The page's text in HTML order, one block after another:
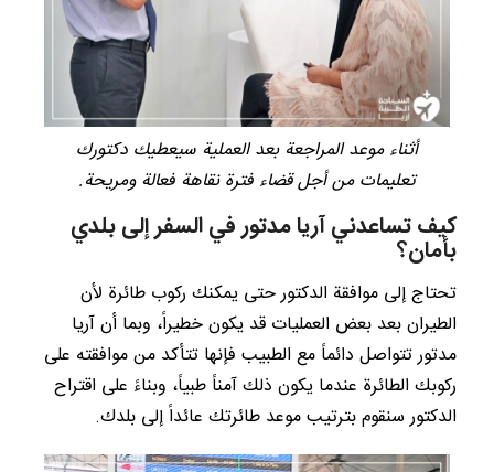
أثناء موعد المراجعة بعد العملية سيعطيك دكتورك
تعليمات من أجل قضاء فترة نقاهة فعالة ومريحة.
كيف تساعدني آريا مدتور في السفر إلى بلدي
بأمان؟
تحتاج إلى موافقة الدكتور حتى يمكنك ركوب طائرة لأن
الطيران بعد بعض العمليات قد يكون خطيراً، وبما أن آريا
مدتور تتواصل دائماً مع الطبيب فإنها تتأكد من موافقته على
ركوبك الطائرة عندما يكون ذلك آمناً طبياً، وبناءً على اقتراح
الدكتور سنقوم بترتيب موعد طائرتك عائداً إلى بلدك.